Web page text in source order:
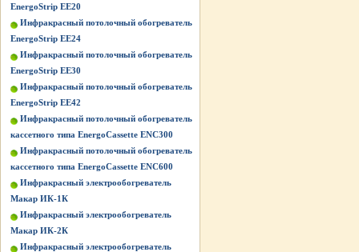
EnergoStrip EE20
Инфракрасный потолочный обогреватель
EnergoStrip EE24
Инфракрасный потолочный обогреватель
EnergoStrip EE30
Инфракрасный потолочный обогреватель
EnergoStrip EE42
Инфракрасный потолочный обогреватель
кассетного типа EnergoCassette ENC300
Инфракрасный потолочный обогреватель
кассетного типа EnergoCassette ENC600
Инфракрасный электрообогреватель
Макар ИК-1К
Инфракрасный электрообогреватель
Макар ИК-2К
Инфракрасный электрообогреватель